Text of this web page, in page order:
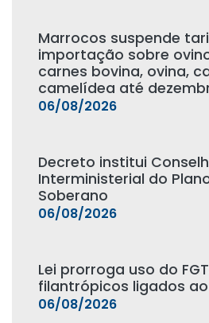
Marrocos suspende
importação sobre
carnes bovina, ovina,
camelídea até
06/08/2026
Decreto institui
Interministerial do
Soberano
06/08/2026
Lei prorroga uso do
filantrópicos ligados ao
06/08/2026